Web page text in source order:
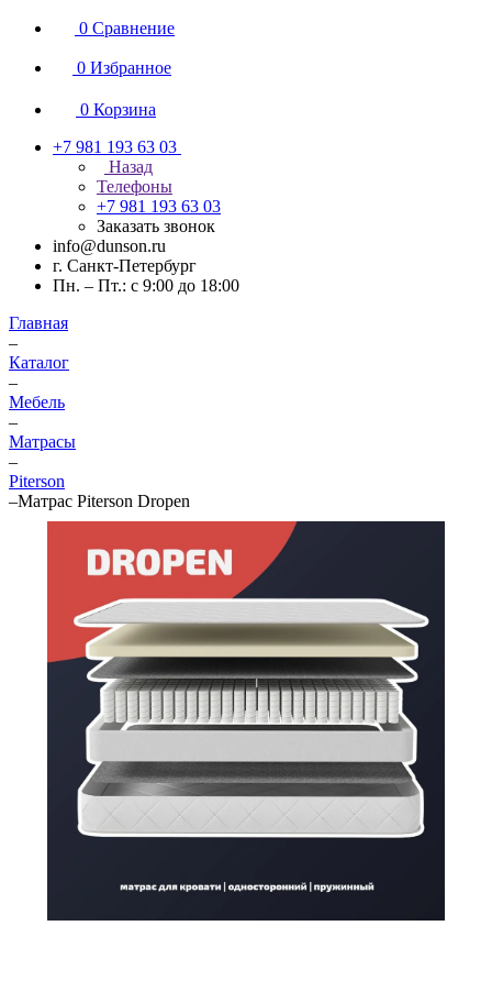
0 Сравнение
0 Избранное
0 Корзина
+7 981 193 63 03
Назад
Телефоны
+7 981 193 63 03
Заказать звонок
info@dunson.ru
г. Санкт-Петербург
Пн. – Пт.: с 9:00 до 18:00
Главная
–
Каталог
–
Мебель
–
Матрасы
–
Piterson
–Матрас Piterson Dropen